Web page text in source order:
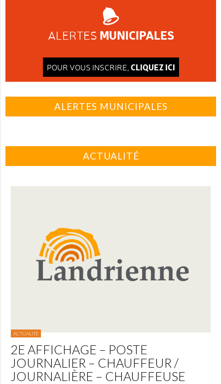
ALERTES MUNICIPALES
POUR VOUS INSCRIRE, CLIQUEZ ICI
ALERTES MUNICIPALES
ACTUALITÉ
ACTUALITÉ
2E AFFICHAGE – POSTE
JOURNALIER – CHAUFFEUR /
JOURNALIÈRE – CHAUFFEUSE